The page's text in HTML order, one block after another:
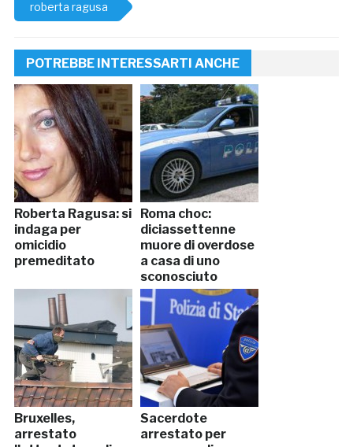
roberta ragusa
POTREBBE INTERESSARTI ANCHE
Roberta Ragusa: si
indaga per
omicidio
premeditato
Roma choc:
diciassettenne
muore di overdose
a casa di uno
sconosciuto
Bruxelles,
arrestato
Sacerdote
arrestato per